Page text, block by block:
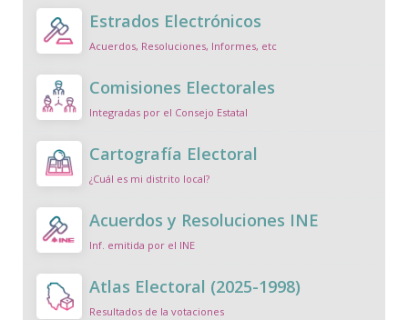
Estrados Electrónicos
Acuerdos, Resoluciones, Informes, etc
Comisiones Electorales
Integradas por el Consejo Estatal
Cartografía Electoral
¿Cuál es mi distrito local?
Acuerdos y Resoluciones INE
Inf. emitida por el INE
Atlas Electoral (2025-1998)
Resultados de la votaciones